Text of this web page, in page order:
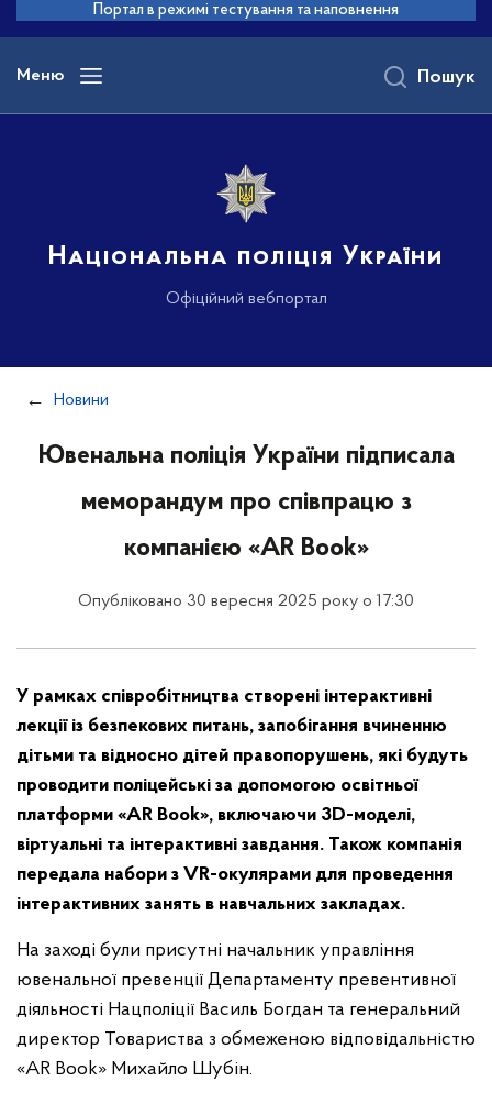
основного
вмісту
Портал в режимі тестування та наповнення
Меню
Національна поліція України
Офіційний вебпортал
Пошук
Новини
Ювенальна поліція України підписала
меморандум про співпрацю з
компанією «AR Book»
Опубліковано 30 вересня 2025 року о 17:30
У рамках співробітництва створені інтерактивні
лекції із безпекових питань, запобігання вчиненню
дітьми та відносно дітей правопорушень, які будуть
проводити поліцейські за допомогою освітньої
платформи «AR Book», включаючи 3D-моделі,
віртуальні та інтерактивні завдання. Також компанія
передала набори з VR-окулярами для проведення
інтерактивних занять в навчальних закладах.
На заході були присутні начальник управління
ювенальної превенції Департаменту превентивної
діяльності Нацполіції Василь Богдан та генеральний
директор Товариства з обмеженою відповідальністю
«AR Book» Михайло Шубін.